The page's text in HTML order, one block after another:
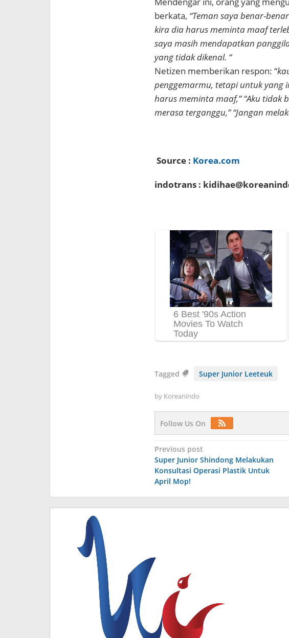
berkata, “Teman saya benar-
kira dia harus meminta maaf
saya masih mendapatkan
yang tidak dikenal. “
Netizen memberikan respon: “
penggemarmu, tetapi untuk yang
harus meminta maaf,” “Aku tidak
merasa terganggu,” “Jangan
Source : Korea.com
indotrans :
Tagged Super Junior Leeteuk
by Koreanindo
Follow Us On
Post
navigation
Previous post
Super Junior Shindong Melakukan
Konsultasi Operasi Plastik Untuk
April Mop!